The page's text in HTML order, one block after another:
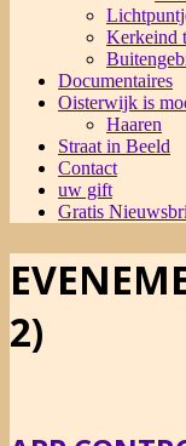
Kerkeind
Documentaires
Oisterwijk is
Haaren
Straat in Beeld
Contact
uw gift
Gratis
2)